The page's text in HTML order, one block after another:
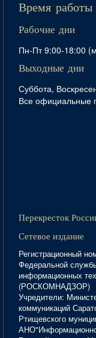
Время работы
Рабочие дни
Пн-Пт 9:00-18:00
Выходные дни
Суббота,
Все официальные
Перекресток
Сетевое издание
Регистрационный
Федеральной
информационных
(РОСКОМНАДЗОР)
Учредители:
коммуникаций
Ртищевского